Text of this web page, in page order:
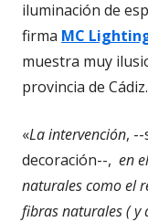
iluminación de
firma MC
muestra muy
provincia de Cádiz.
«La intervención,
decoración--, en
naturales como el
fibras naturales ( y